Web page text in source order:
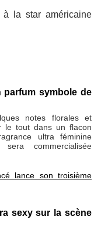
à la star américaine
parfum symbole de
notes florales et
le tout dans un flacon
ultra féminine
commercialisée
lance son troisième
sexy sur la scène